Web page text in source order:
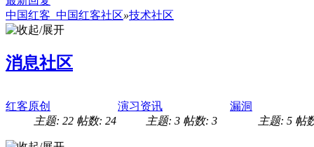
中国红客_中国红客社区»技术社区
消息社区
红客原创
主题: 22 帖数: 24
演习资讯
主题: 3 帖数: 3
漏洞
主题: 5 帖